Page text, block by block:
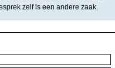
zelf is een andere zaak.